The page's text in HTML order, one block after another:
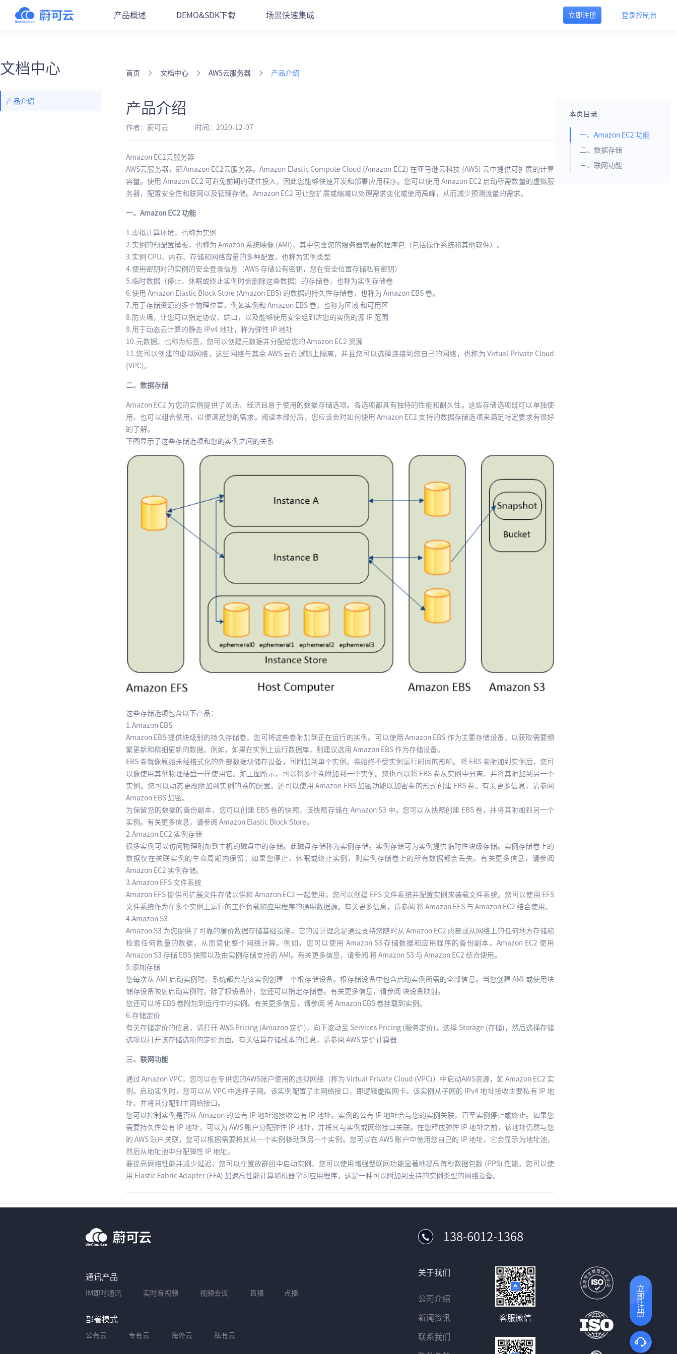
产品概述 DEMO&SDK下载 场景快速集成 立即注册 登录控制台
立即注册
文档中心
产品介绍
首页 文档中心 AWS云服务器 产品介绍
产品介绍
作者：蔚可云 时间：2020-12-07
Amazon EC2云服务器
AWS云服务器，即Amazon EC2云服务器。Amazon Elastic Compute Cloud (Amazon EC2) 在亚马逊云科技 (AWS) 云中提供可扩展的计算
容量。使用 Amazon EC2 可避免前期的硬件投入，因此您能够快速开发和部署应用程序。您可以使用 Amazon EC2 启动所需数量的虚拟服
务器，配置安全性和联网以及管理存储。Amazon EC2 可让您扩展或缩减以处理需求变化或使用高峰，从而减少预测流量的需求。
一、Amazon EC2 功能
1.虚拟计算环境，也称为实例
2.实例的预配置模板，也称为 Amazon 系统映像 (AMI)，其中包含您的服务器需要的程序包（包括操作系统和其他软件）。
3.实例 CPU、内存、存储和网络容量的多种配置，也称为实例类型
4.使用密钥对的实例的安全登录信息（AWS 存储公有密钥，您在安全位置存储私有密钥）
5.临时数据（停止、休眠或终止实例时会删除这些数据）的存储卷，也称为实例存储卷
6.使用 Amazon Elastic Block Store (Amazon EBS) 的数据的持久性存储卷，也称为 Amazon EBS 卷。
7.用于存储资源的多个物理位置，例如实例和 Amazon EBS 卷，也称为区域 和可用区
8.防火墙，让您可以指定协议、端口，以及能够使用安全组到达您的实例的源 IP 范围
9.用于动态云计算的静态 IPv4 地址，称为弹性 IP 地址
10.元数据，也称为标签，您可以创建元数据并分配给您的 Amazon EC2 资源
11.您可以创建的虚拟网络，这些网络与其余 AWS 云在逻辑上隔离，并且您可以选择连接到您自己的网络，也称为 Virtual Private Cloud
(VPC)。
二、数据存储
Amazon EC2 为您的实例提供了灵活、经济且易于使用的数据存储选项。各选项都具有独特的性能和耐久性。这些存储选项既可以单独使
用，也可以组合使用，以便满足您的需求。阅读本部分后，您应该会对如何使用 Amazon EC2 支持的数据存储选项来满足特定要求有很好
的了解。
下图显示了这些存储选项和您的实例之间的关系
这些存储选项包含以下产品：
1.Amazon EBS
Amazon EBS 提供块级别的持久存储卷，您可将这些卷附加到正在运行的实例。可以使用 Amazon EBS 作为主要存储设备，以获取需要频
繁更新和精细更新的数据。例如，如果在实例上运行数据库，则建议选用 Amazon EBS 作为存储设备。
EBS 卷就像原始未经格式化的外部数据块储存设备，可附加到单个实例。卷始终不受实例运行时间的影响。将 EBS 卷附加到实例后，您可
以像使用其他物理硬盘一样使用它。如上图所示，可以将多个卷附加到一个实例。您也可以将 EBS 卷从实例中分离，并将其附加到另一个
实例。您可以动态更改附加到实例的卷的配置。还可以使用 Amazon EBS 加密功能以加密卷的形式创建 EBS 卷。有关更多信息，请参阅
Amazon EBS 加密。
为保留您的数据的备份副本，您可以创建 EBS 卷的快照，该快照存储在 Amazon S3 中。您可以从快照创建 EBS 卷，并将其附加到另一个
实例。有关更多信息，请参阅 Amazon Elastic Block Store。
2.Amazon EC2 实例存储
很多实例可以访问物理附加到主机的磁盘中的存储。此磁盘存储称为实例存储。实例存储可为实例提供临时性块级存储。实例存储卷上的
数据仅在关联实例的生命周期内保留；如果您停止、休眠或终止实例，则实例存储卷上的所有数据都会丢失。有关更多信息，请参阅
Amazon EC2 实例存储。
3.Amazon EFS 文件系统
Amazon EFS 提供可扩展文件存储以供和 Amazon EC2 一起使用。您可以创建 EFS 文件系统并配置实例来装载文件系统。您可以使用 EFS
文件系统作为在多个实例上运行的工作负载和应用程序的通用数据源。有关更多信息，请参阅 将 Amazon EFS 与 Amazon EC2 结合使用。
4.Amazon S3
Amazon S3 为您提供了可靠的廉价数据存储基础设施。它的设计理念是通过支持您随时从 Amazon EC2 内部或从网络上的任何地方存储和
检索任何数量的数据，从而简化整个网络计算。例如，您可以使用 Amazon S3 存储数据和应用程序的备份副本。Amazon EC2 使用
Amazon S3 存储 EBS 快照以及由实例存储支持的 AMI。有关更多信息，请参阅 将 Amazon S3 与 Amazon EC2 结合使用。
5.添加存储
您每次从 AMI 启动实例时，系统都会为该实例创建一个根存储设备。根存储设备中包含启动实例所需的全部信息。当您创建 AMI 或使用块
储存设备映射启动实例时，除了根设备外，您还可以指定存储卷。有关更多信息，请参阅 块设备映射。
您还可以将 EBS 卷附加到运行中的实例。有关更多信息，请参阅 将 Amazon EBS 卷挂载到实例。
6.存储定价
有关存储定价的信息，请打开 AWS Pricing (Amazon 定价)，向下滚动至 Services Pricing (服务定价)，选择 Storage (存储)，然后选择存储
选项以打开该存储选项的定价页面。有关估算存储成本的信息，请参阅 AWS 定价计算器
三、联网功能
通过 Amazon VPC，您可以在专供您的AWS账户使用的虚拟网络（称为 Virtual Private Cloud (VPC)）中启动AWS资源，如 Amazon EC2 实
例。启动实例时，您可以从 VPC 中选择子网。该实例配置了主网络接口，即逻辑虚拟网卡。该实例从子网的 IPv4 地址接收主要私有 IP 地
址，并将其分配到主网络接口。
您可以控制实例是否从 Amazon 的公有 IP 地址池接收公有 IP 地址。实例的公有 IP 地址会与您的实例关联，直至实例停止或终止。如果您
需要持久性公有 IP 地址，可以为 AWS 账户分配弹性 IP 地址，并将其与实例或网络接口关联。在您释放弹性 IP 地址之前，该地址仍然与您
的 AWS 账户关联，您可以根据需要将其从一个实例移动到另一个实例。您可以在 AWS 账户中使用您自己的 IP 地址，它会显示为地址池，
然后从地址池中分配弹性 IP 地址。
要提高网络性能并减少延迟，您可以在置放群组中启动实例。您可以使用增强型联网功能显著地提高每秒数据包数 (PPS) 性能。您可以使
用 Elastic Fabric Adapter (EFA) 加速高性能计算和机器学习应用程序，这是一种可以附加到支持的实例类型的网络设备。
本页目录
一、Amazon EC2 功能
二、数据存储
三、联网功能
通讯产品
IM即时通讯 实时音视频 视频会议 直播 点播
部署模式
公有云 专有云 海外云 私有云
138-6012-1368
关于我们
公司介绍
新闻资讯
联系我们
客服微信